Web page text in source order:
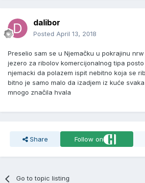
dalibor
Posted April 13, 2018
Preselio sam se u Njemačku u pokrajinu
jezero za ribolov komercijonalnog tipa
njemacki da polazem ispit nebitno koja se
bitno je samo malo da izadjem iz kuće
mnogo značila hvala
Share Follow on
Go to topic listing